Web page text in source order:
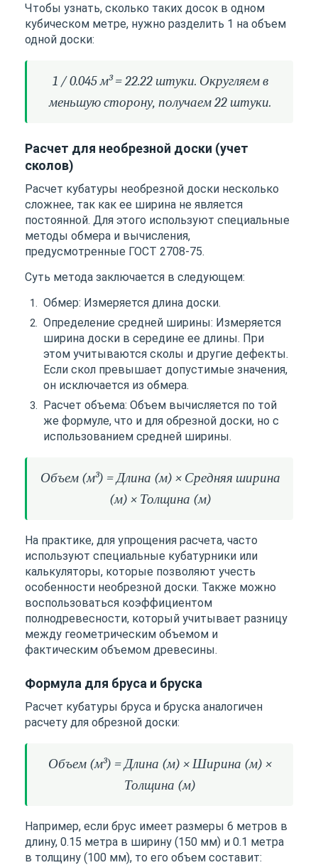
Чтобы узнать, сколько таких досок в одном
кубическом метре, нужно разделить 1 на объем
одной доски:
1 / 0.045 м³ = 22.22 штуки. Округляем в
меньшую сторону, получаем 22 штуки.
Расчет для необрезной доски (учет
сколов)
Расчет кубатуры необрезной доски несколько
сложнее, так как ее ширина не является
постоянной. Для этого используют специальные
методы обмера и вычисления,
предусмотренные ГОСТ 2708-75.
Суть метода заключается в следующем:
Обмер: Измеряется длина доски.
Определение средней ширины: Измеряется
ширина доски в середине ее длины. При
этом учитываются сколы и другие дефекты.
Если скол превышает допустимые значения,
он исключается из обмера.
Расчет объема: Объем вычисляется по той
же формуле, что и для обрезной доски, но с
использованием средней ширины.
Объем (м³) = Длина (м) × Средняя ширина
(м) × Толщина (м)
На практике, для упрощения расчета, часто
используют специальные кубатурники или
калькуляторы, которые позволяют учесть
особенности необрезной доски. Также можно
воспользоваться коэффициентом
полнодревесности, который учитывает разницу
между геометрическим объемом и
фактическим объемом древесины.
Формула для бруса и бруска
Расчет кубатуры бруса и бруска аналогичен
расчету для обрезной доски:
Объем (м³) = Длина (м) × Ширина (м) ×
Толщина (м)
Например, если брус имеет размеры 6 метров в
длину, 0.15 метра в ширину (150 мм) и 0.1 метра
в толщину (100 мм), то его объем составит: